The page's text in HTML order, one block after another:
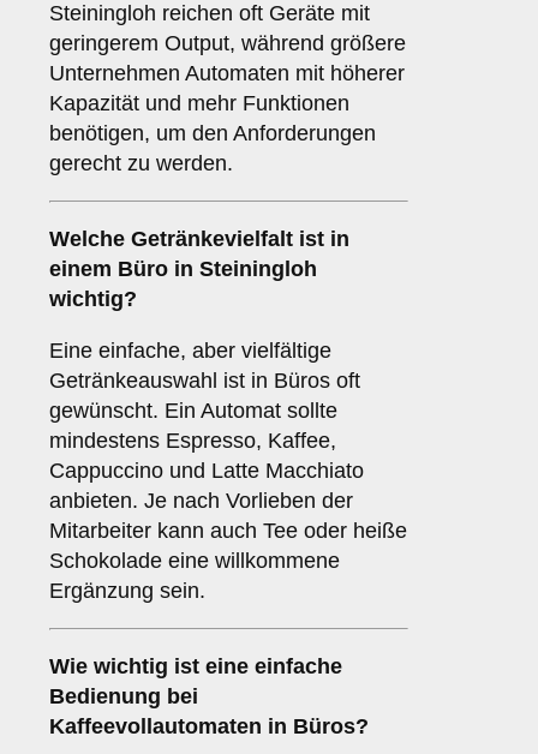
Steiningloh reichen oft Geräte mit
geringerem Output, während größere
Unternehmen Automaten mit höherer
Kapazität und mehr Funktionen
benötigen, um den Anforderungen
gerecht zu werden.
Welche Getränkevielfalt ist in
einem Büro in Steiningloh
wichtig?
Eine einfache, aber vielfältige
Getränkeauswahl ist in Büros oft
gewünscht. Ein Automat sollte
mindestens Espresso, Kaffee,
Cappuccino und Latte Macchiato
anbieten. Je nach Vorlieben der
Mitarbeiter kann auch Tee oder heiße
Schokolade eine willkommene
Ergänzung sein.
Wie wichtig ist eine einfache
Bedienung bei
Kaffeevollautomaten in Büros?